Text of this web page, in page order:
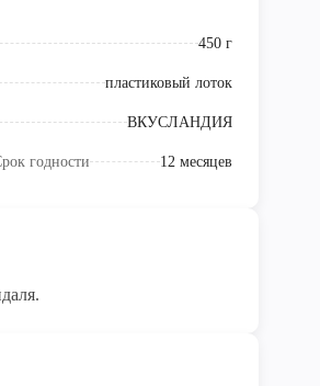
450 г
пластиковый лоток
ВКУСЛАНДИЯ
годности 12 месяцев